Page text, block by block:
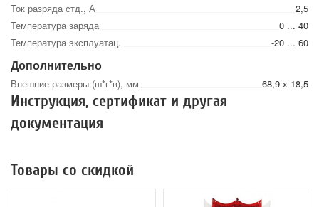
Ток разряда стд., А
2,5
Температура заряда
0 ... 40
Температура эксплуатац.
-20 ... 60
Дополнительно
Внешние размеры (ш*г*в), мм 68,9 х 18,5
Инструкция, сертификат и другая
документация
Товары со скидкой